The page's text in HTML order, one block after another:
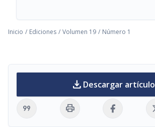
Inicio / Ediciones / Volumen 19 / Número 1
download Descargar artículo
format_quote print